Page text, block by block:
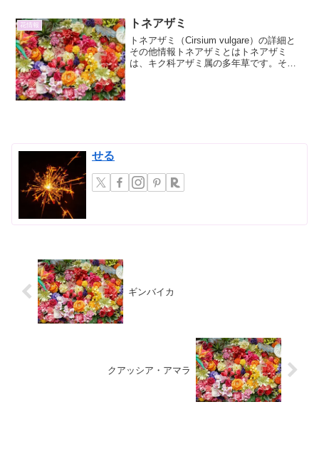
花情報 トネアザミ
トネアザミ（Cirsium vulgare）の詳細と
その他情報トネアザミとはトネアザミ
は、キク科アザミ属の多年草です。その
せる
ギンバイカ
クアッシア・アマラ